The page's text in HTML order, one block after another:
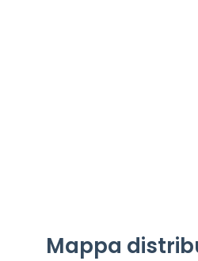
Mappa